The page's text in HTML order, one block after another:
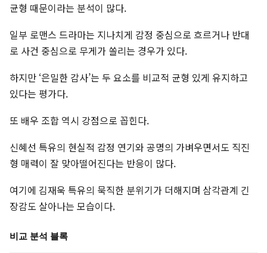
균형 때문이라는 분석이 많다.
일부 로맨스 드라마는 지나치게 감정 중심으로 흐르거나 반대
로 사건 중심으로 무게가 쏠리는 경우가 있다.
하지만 ‘은밀한 감사’는 두 요소를 비교적 균형 있게 유지하고
있다는 평가다.
또 배우 조합 역시 강점으로 꼽힌다.
신혜선 특유의 현실적 감정 연기와 공명의 가벼우면서도 직진
형 매력이 잘 맞아떨어진다는 반응이 많다.
여기에 김재욱 특유의 묵직한 분위기가 더해지며 삼각관계 긴
장감도 살아나는 모습이다.
비교 분석 블록